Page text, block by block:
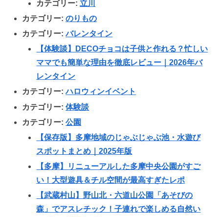
カテゴリー: 立川
カテゴリー:のりもの
カテゴリー:バレンタイン
【体験談】DECOチョコは子供と作れる？忙しい
ママでも簡単な理由を徹底レビュー｜2026年バ
レンタイン
カテゴリー:ハロウィンイベント
カテゴリー:体験談
カテゴリー:公園
【保存版】多摩地域のじゃぶじゃぶ池・水遊び
スポットまとめ｜2025年版
【多摩】リニューアルした多摩中央公園がすご
い！大型遊具＆チル空間が最高すぎたレポ
【武蔵村山】野山北・六道山公園「あそびの
森」でアスレチック！子連れで楽しめる自然い